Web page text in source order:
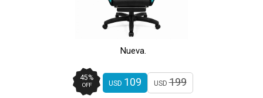
Nueva.
45%
OFF USD 109 USD199